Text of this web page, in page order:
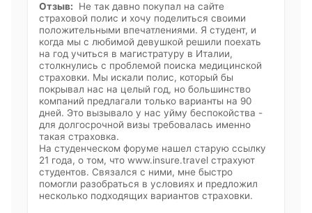
Отзыв:
Не так давно покупал на сайте
страховой полис и хочу поделиться своими
положительными впечатлениями. Я студент, и
когда мы с любимой девушкой решили поехать
на год учиться в магистратуру в Италии,
столкнулись с проблемой поиска медицинской
страховки. Мы искали полис, который бы
покрывал нас на целый год, но большинство
компаний предлагали только варианты на 90
дней. Это вызывало у нас уйму беспокойства -
для долгосрочной визы требовалась именно
такая страховка.
На студенческом форуме нашел старую ссылку
21 года, о том, что www.insure.travel страхуют
студентов. Связался с ними, мне быстро
помогли разобраться в условиях и предложил
несколько подходящих вариантов страховки.